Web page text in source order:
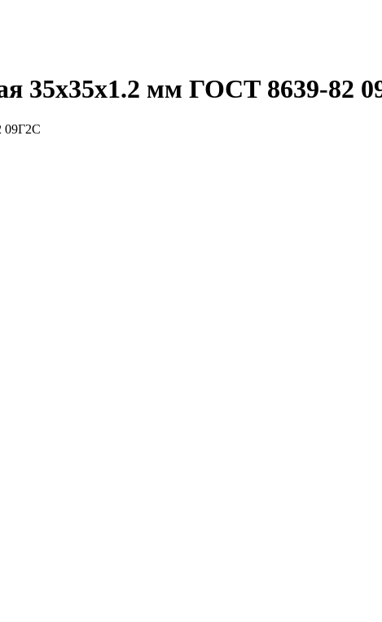
35x35x1.2 мм ГОСТ 8639-82